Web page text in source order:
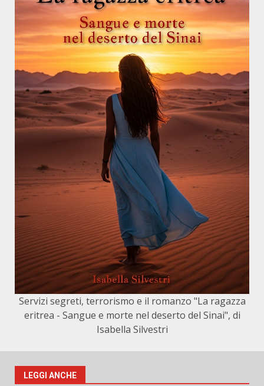
Servizi segreti, terrorismo e il romanzo "La ragazza
eritrea - Sangue e morte nel deserto del Sinai", di
Isabella Silvestri
LEGGI ANCHE